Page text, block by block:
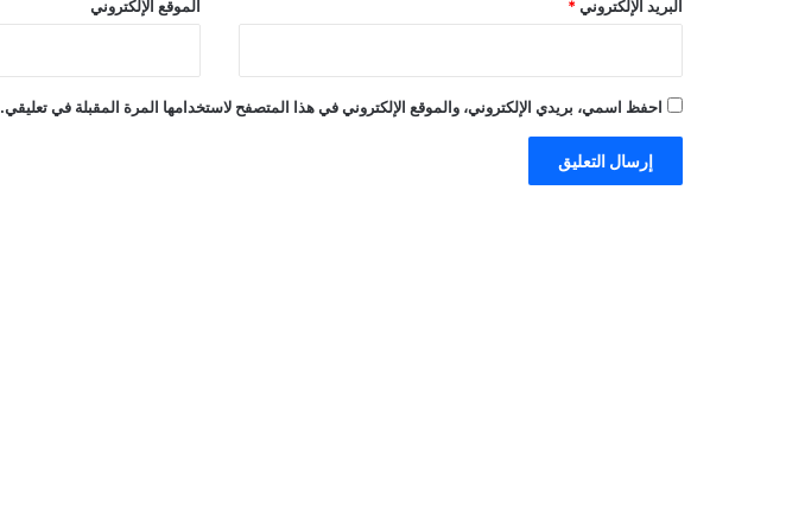
البريد الإلكتروني * الموقع الإلكتروني
احفظ اسمي، بريدي الإلكتروني، والموقع الإلكتروني في هذا المتصفح لاستخدامها المرة المقبلة في تعليقي.